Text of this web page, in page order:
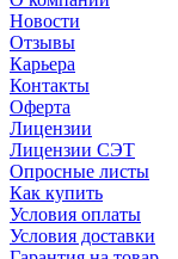
Новости
Отзывы
Карьера
Контакты
Оферта
Лицензии
Лицензии СЭТ
Опросные листы
Как купить
Условия оплаты
Условия доставки